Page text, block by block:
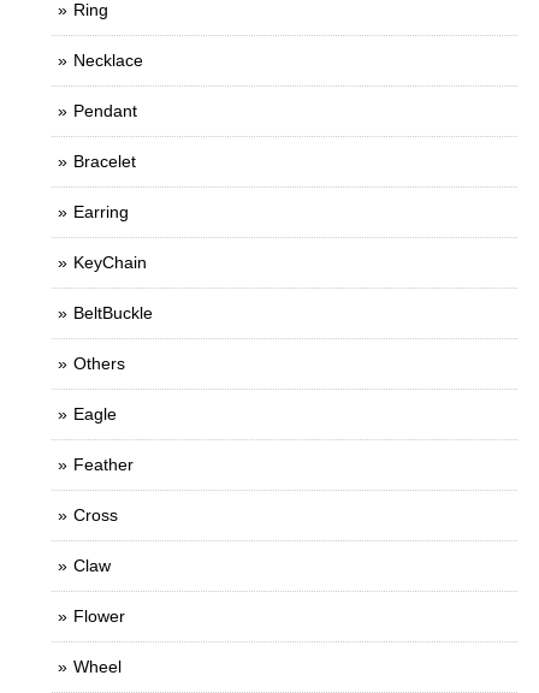
Ring
Necklace
Pendant
Bracelet
Earring
KeyChain
BeltBuckle
Others
Eagle
Feather
Cross
Claw
Flower
Wheel